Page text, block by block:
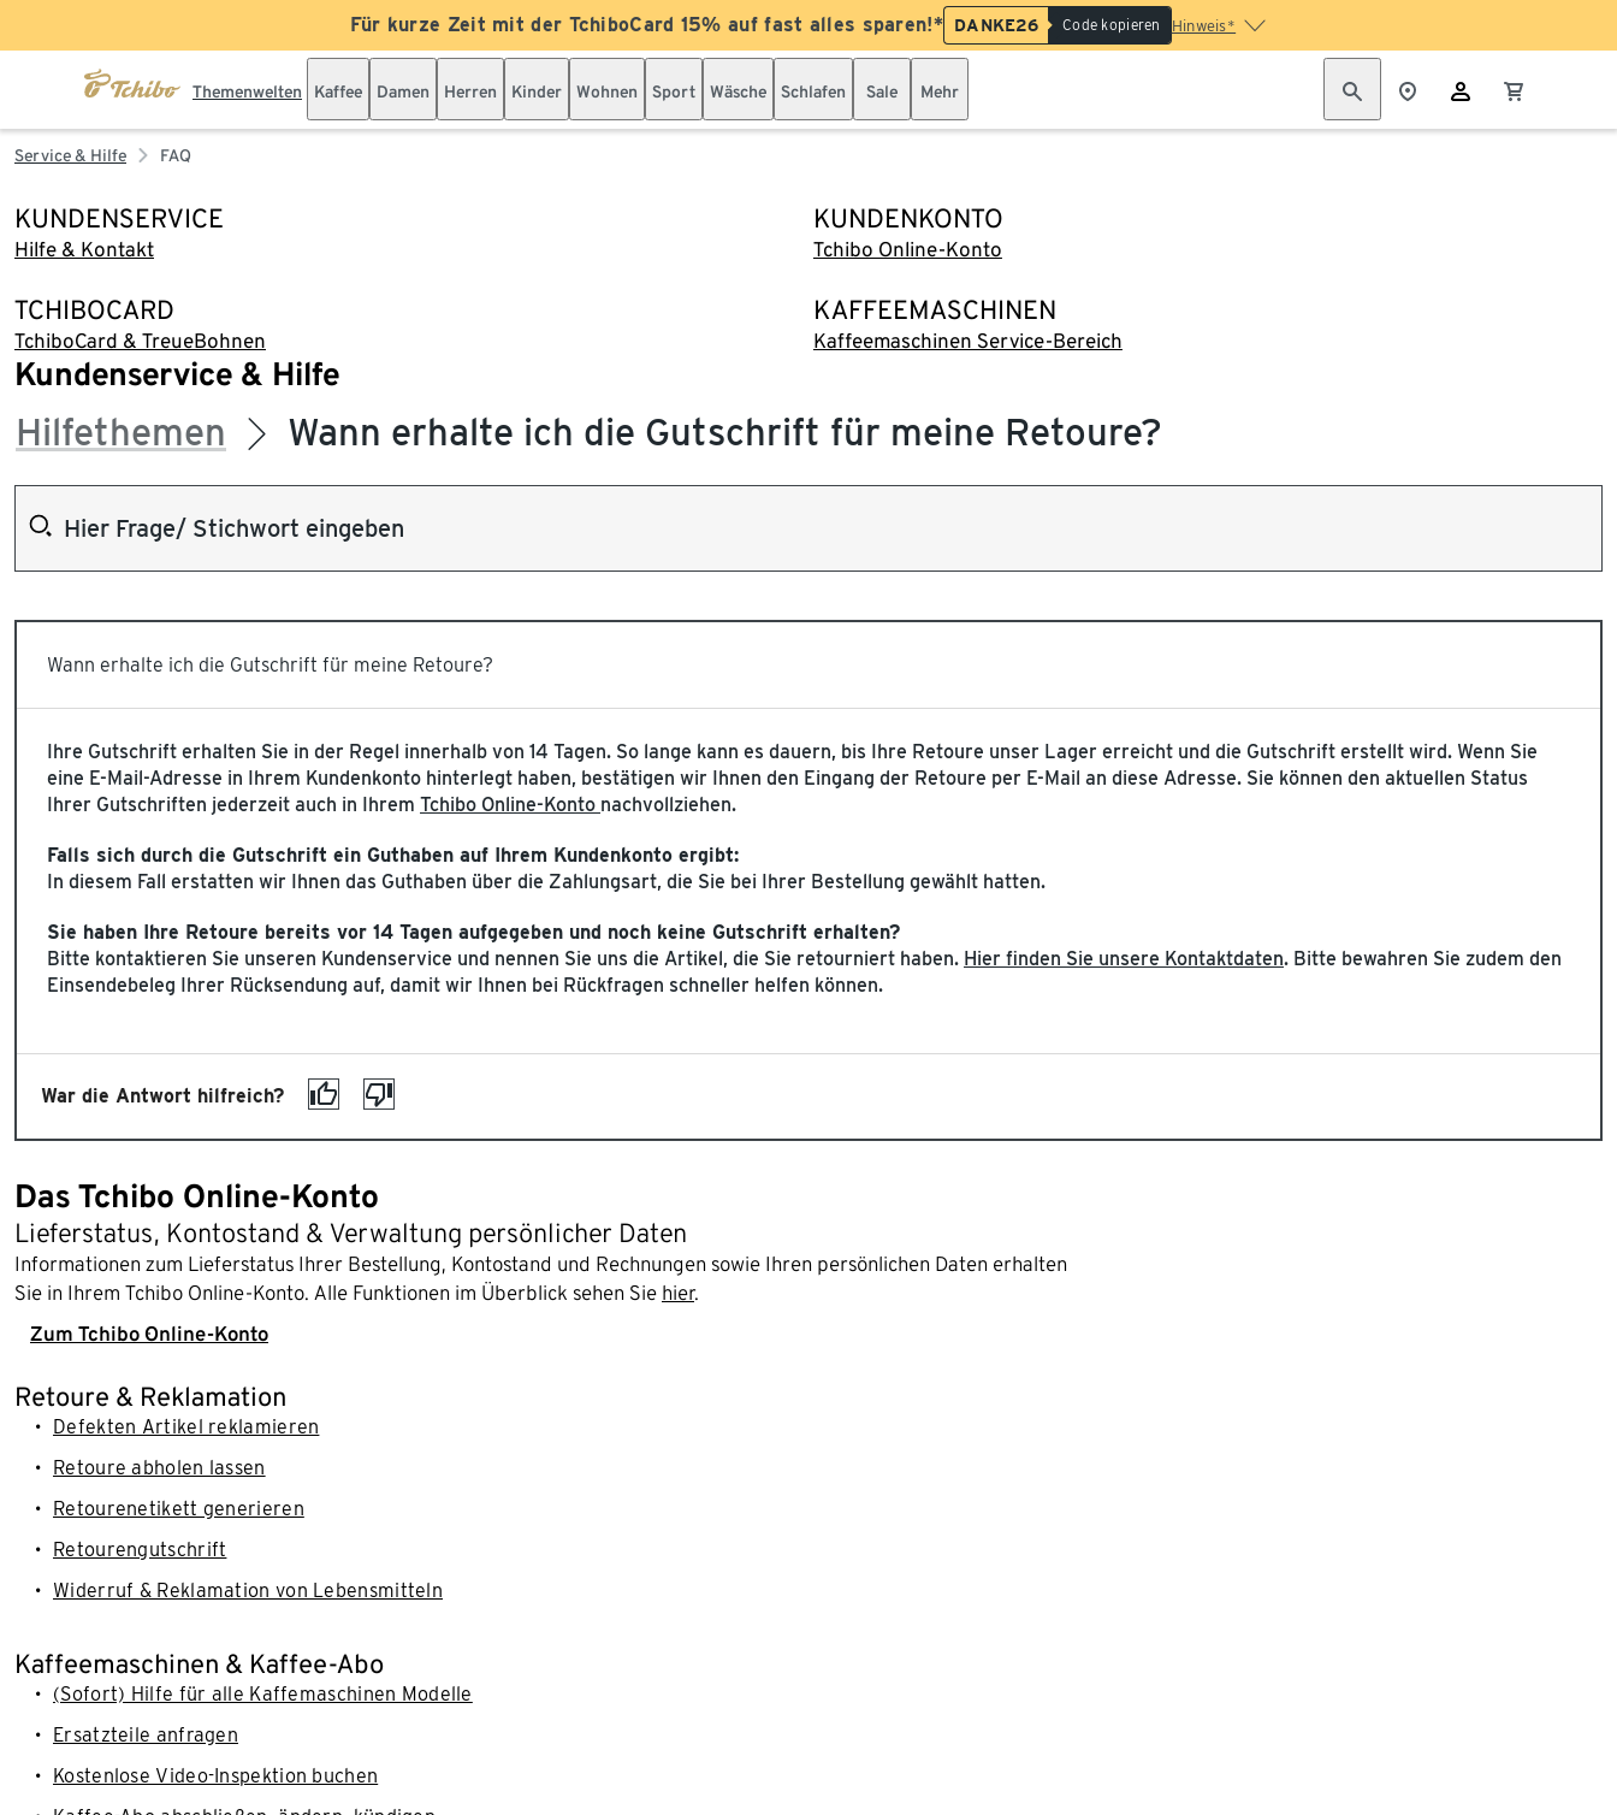
Für kurze Zeit mit der TchiboCard 15% auf fast alles sparen!* DANKE26 Code kopieren Hinweis*
Themenwelten Kaffee Damen Herren Kinder Wohnen Sport Wäsche Schlafen Sale Mehr
Service & Hilfe FAQ
KUNDENSERVICE
Hilfe & Kontakt
KUNDENKONTO
Tchibo Online-Konto
TCHIBOCARD
TchiboCard & TreueBohnen
KAFFEEMASCHINEN
Kaffeemaschinen Service-Bereich
Kundenservice & Hilfe
Hilfethemen Wann erhalte ich die Gutschrift für meine Retoure?
Wann erhalte ich die Gutschrift für meine Retoure?
Ihre Gutschrift erhalten Sie in der Regel innerhalb von 14 Tagen. So lange kann es dauern, bis Ihre Retoure unser Lager erreicht und die Gutschrift erstellt wird. Wenn Sie
eine E-Mail-Adresse in Ihrem Kundenkonto hinterlegt haben, bestätigen wir Ihnen den Eingang der Retoure per E-Mail an diese Adresse. Sie können den aktuellen Status
Ihrer Gutschriften jederzeit auch in Ihrem Tchibo Online-Konto nachvollziehen.
Falls sich durch die Gutschrift ein Guthaben auf Ihrem Kundenkonto ergibt:
In diesem Fall erstatten wir Ihnen das Guthaben über die Zahlungsart, die Sie bei Ihrer Bestellung gewählt hatten.
Sie haben Ihre Retoure bereits vor 14 Tagen aufgegeben und noch keine Gutschrift erhalten?
Bitte kontaktieren Sie unseren Kundenservice und nennen Sie uns die Artikel, die Sie retourniert haben. Hier finden Sie unsere Kontaktdaten. Bitte bewahren Sie zudem den
Einsendebeleg Ihrer Rücksendung auf, damit wir Ihnen bei Rückfragen schneller helfen können.
War die Antwort hilfreich?
Das Tchibo Online-Konto
Lieferstatus, Kontostand & Verwaltung persönlicher Daten
Informationen zum Lieferstatus Ihrer Bestellung, Kontostand und Rechnungen sowie Ihren persönlichen Daten erhalten
Sie in Ihrem Tchibo Online-Konto. Alle Funktionen im Überblick sehen Sie hier.
Zum Tchibo Online-Konto
Retoure & Reklamation
Defekten Artikel reklamieren
Retoure abholen lassen
Retourenetikett generieren
Retourengutschrift
Widerruf & Reklamation von Lebensmitteln
Kaffeemaschinen & Kaffee-Abo
(Sofort) Hilfe für alle Kaffemaschinen Modelle
Ersatzteile anfragen
Kostenlose Video-Inspektion buchen